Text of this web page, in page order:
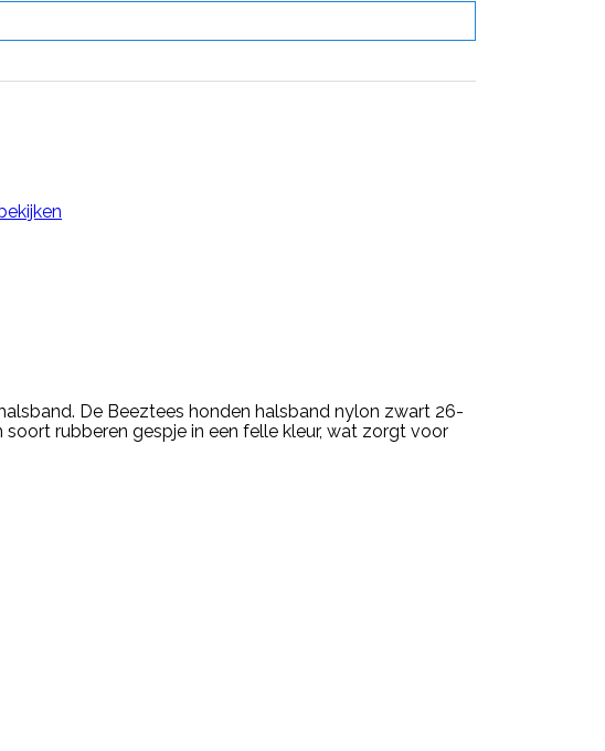
De Beeztees honden halsband nylon zwart 26-
rubberen gespje in een felle kleur, wat zorgt voor